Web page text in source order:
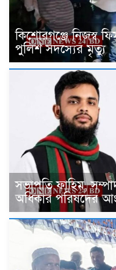
কিশোরগঞ্জে নিজস্ব
পুলিশ সদস্যের মৃত্যু
সভাপতি ফাহিম,
অধিকার পরিষদের